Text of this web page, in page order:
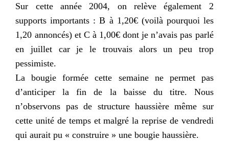
Sur cette année 2004, on relève également 2
supports importants : B à 1,20€ (voilà pourquoi les
1,20 annoncés) et C à 1,00€ dont je n’avais pas parlé
en juillet car je le trouvais alors un peu trop
pessimiste.
La bougie formée cette semaine ne permet pas
d’anticiper la fin de la baisse du titre. Nous
n’observons pas de structure haussière même sur
cette unité de temps et malgré la reprise de vendredi
qui aurait pu « construire » une bougie haussière.